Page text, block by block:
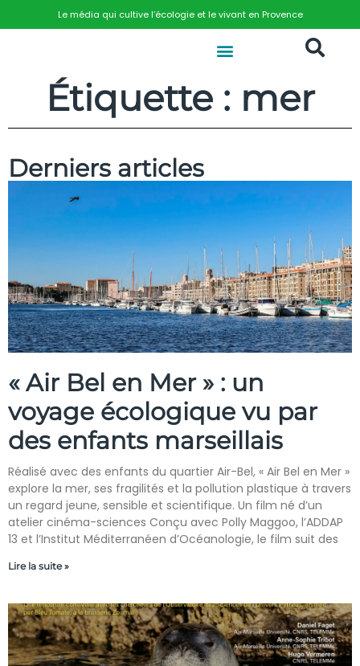
Le média qui cultive l’écologie et le vivant en Provence
Étiquette : mer
Derniers articles
« Air Bel en Mer » : un
voyage écologique vu par
des enfants marseillais
Réalisé avec des enfants du quartier Air-Bel, « Air Bel en Mer »
explore la mer, ses fragilités et la pollution plastique à travers
un regard jeune, sensible et scientifique. Un film né d’un
atelier cinéma-sciences Conçu avec Polly Maggoo, l’ADDAP
13 et l’Institut Méditerranéen d’Océanologie, le film suit des
Lire la suite »